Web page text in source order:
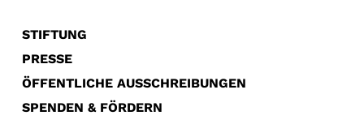
STIFTUNG
PRESSE
ÖFFENTLICHE AUSSCHREIBUNGEN
SPENDEN & FÖRDERN